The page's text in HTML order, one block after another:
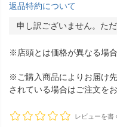
返品特約について
申し訳ございません。た
※店頭とは価格が異なる場
※ご購入商品によりお届け
されている場合はご注文を
レビューを書